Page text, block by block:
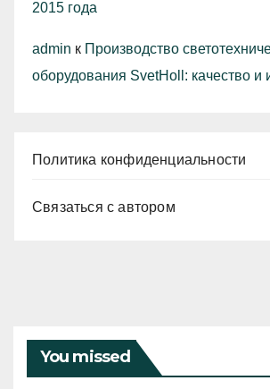
2015 года
admin к Производство
оборудования SvetHoll: качество и
Политика конфиденциальности
Связаться с автором
You missed